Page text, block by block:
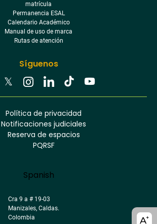
A11y
Síguenos
TwitterInstagramLinkedinTiktokYoutube
matrícula
Permanencia ESAL
Calendario Académico
Manual de uso de marca
Rutas de atención
Política de privacidad
Notificaciones judiciales
Reserva de espacios
PQRSF
Language
Spanish
Cra 9 a # 19-03
Manizales, Caldas.
Colombia